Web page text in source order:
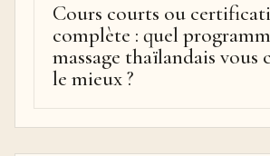
Cours courts ou
complète : quel
massage thaïlandais vous
le mieux ?